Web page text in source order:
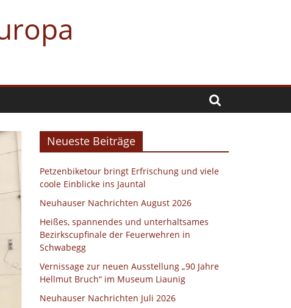
Neueste Beiträge
Petzenbiketour bringt Erfrischung und viele
coole Einblicke ins Jauntal
Neuhauser Nachrichten August 2026
Heißes, spannendes und unterhaltsames
Bezirkscupfinale der Feuerwehren in
Schwabegg
Vernissage zur neuen Ausstellung „90 Jahre
Hellmut Bruch“ im Museum Liaunig
Neuhauser Nachrichten Juli 2026